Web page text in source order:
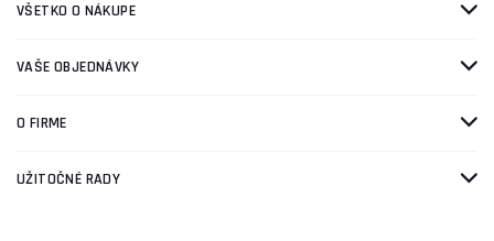
VŠETKO O NÁKUPE
VAŠE OBJEDNÁVKY
O FIRME
UŽITOČNÉ RADY